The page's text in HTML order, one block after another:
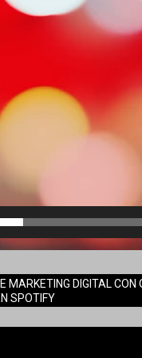
MARKETING DIGITAL
SPOTIFY